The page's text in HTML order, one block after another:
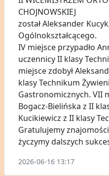
CHOJNOWSKIEJ
został Aleksander
Ogólnokształcącego.
IV miejsce przypadło
uczennicy II klasy
miejsce zdobył
klasy Technikum
Gastronomicznych. VII
Bogacz-Bielińska z II
Kucikiewicz z II klasy
Gratulujemy
życzymy dalszych
2026-06-16 13:17